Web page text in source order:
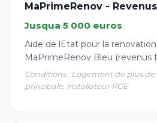
MaPrimeRenov -
Jusqua 5 000 euros
Aide de lEtat pour la
MaPrimeRenov Bleu (revenus
Conditions : Logement de plus de
principale, installateur RGE